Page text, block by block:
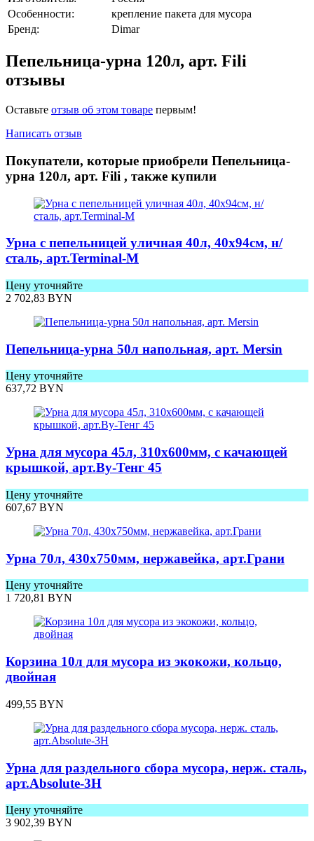
Особенности:
крепление пакета для мусора
Бренд:
Dimar
Пепельница-урна 120л, арт. Fili
отзывы
Оставьте отзыв об этом товаре первым!
Написать отзыв
Покупатели, которые приобрели Пепельница-
урна 120л, арт. Fili , также купили
Урна с пепельницей уличная 40л, 40х94cм, н/
сталь, арт.Terminal-М
Цену уточняйте
2 702,83 BYN
Пепельница-урна 50л напольная, арт. Mersin
Цену уточняйте
637,72 BYN
Урна для мусора 45л, 310х600мм, с качающей
крышкой, арт.Ву-Тенг 45
Цену уточняйте
607,67 BYN
Урна 70л, 430х750мм, нержавейка, арт.Грани
Цену уточняйте
1 720,81 BYN
Корзина 10л для мусора из экокожи, кольцо,
двойная
499,55 BYN
Урна для раздельного сбора мусора, нерж. сталь,
арт.Аbsolute-3Н
Цену уточняйте
3 902,39 BYN